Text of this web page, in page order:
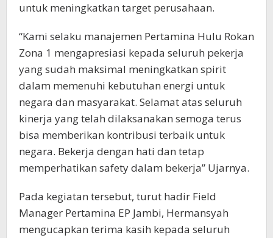
untuk meningkatkan target perusahaan.
“Kami selaku manajemen Pertamina Hulu Rokan
Zona 1 mengapresiasi kepada seluruh pekerja
yang sudah maksimal meningkatkan spirit
dalam memenuhi kebutuhan energi untuk
negara dan masyarakat. Selamat atas seluruh
kinerja yang telah dilaksanakan semoga terus
bisa memberikan kontribusi terbaik untuk
negara. Bekerja dengan hati dan tetap
memperhatikan safety dalam bekerja” Ujarnya.
Pada kegiatan tersebut, turut hadir Field
Manager Pertamina EP Jambi, Hermansyah
mengucapkan terima kasih kepada seluruh